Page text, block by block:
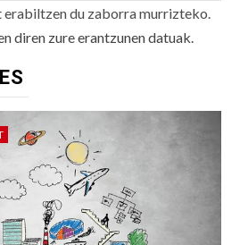
erabiltzen du zaborra murrizteko.
diren zure erantzunen datuak.